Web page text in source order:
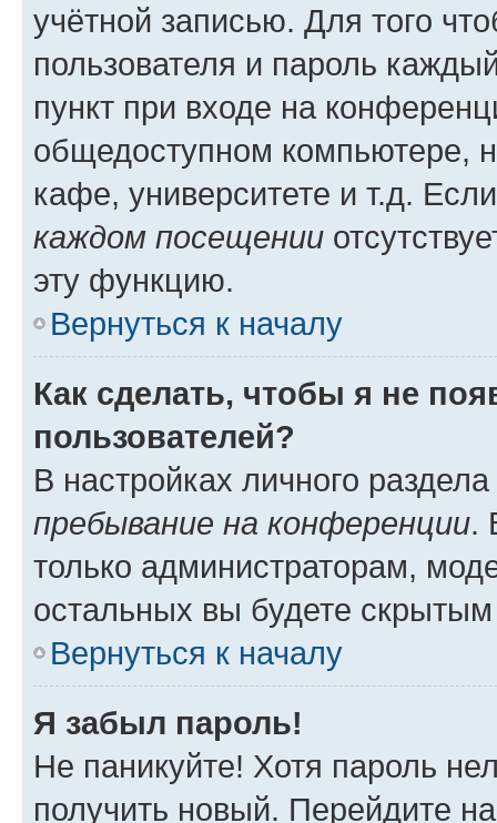
учётной записью. Для того
пользователя и пароль
пункт при входе на
общедоступном компьютере,
кафе, университете и т.д.
каждом посещении
эту функцию.
Вернуться к началу
Как сделать, чтобы я не
пользователей?
В настройках личного
пребывание на конференции.
только администраторам,
остальных вы будете
Вернуться к началу
Я забыл пароль!
Не паникуйте! Хотя пароль
получить новый. Перейдите